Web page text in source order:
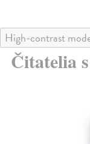
High-contrast
Čitatelia